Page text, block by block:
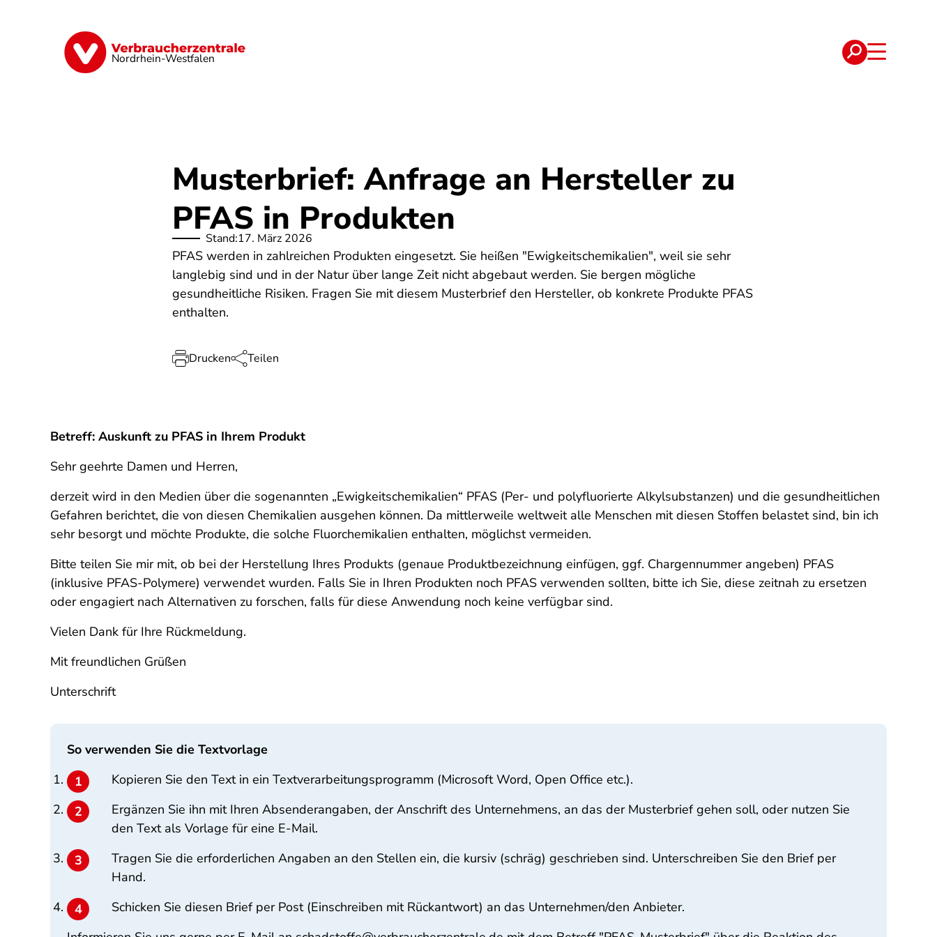
Nordrhein-Westfalen
Finanzen Digitales Lebensmittel
Musterbrief: Anfrage an Hersteller zu
PFAS in Produkten
Stand:17. März 2026
PFAS werden in zahlreichen Produkten eingesetzt. Sie heißen "Ewigkeitschemikalien", weil sie sehr
langlebig sind und in der Natur über lange Zeit nicht abgebaut werden. Sie bergen mögliche
gesundheitliche Risiken. Fragen Sie mit diesem Musterbrief den Hersteller, ob konkrete Produkte PFAS
enthalten.
Drucken Teilen
Betreff: Auskunft zu PFAS in Ihrem Produkt
Sehr geehrte Damen und Herren,
derzeit wird in den Medien über die sogenannten „Ewigkeitschemikalien“ PFAS (Per- und polyfluorierte Alkylsubstanzen) und die gesundheitlichen
Gefahren berichtet, die von diesen Chemikalien ausgehen können. Da mittlerweile weltweit alle Menschen mit diesen Stoffen belastet sind, bin ich
sehr besorgt und möchte Produkte, die solche Fluorchemikalien enthalten, möglichst vermeiden.
Bitte teilen Sie mir mit, ob bei der Herstellung Ihres Produkts (genaue Produktbezeichnung einfügen, ggf. Chargennummer angeben) PFAS
(inklusive PFAS-Polymere) verwendet wurden. Falls Sie in Ihren Produkten noch PFAS verwenden sollten, bitte ich Sie, diese zeitnah zu ersetzen
oder engagiert nach Alternativen zu forschen, falls für diese Anwendung noch keine verfügbar sind.
Vielen Dank für Ihre Rückmeldung.
Mit freundlichen Grüßen
Unterschrift
So verwenden Sie die Textvorlage
Kopieren Sie den Text in ein Textverarbeitungsprogramm (Microsoft Word, Open Office etc.).
Ergänzen Sie ihn mit Ihren Absenderangaben, der Anschrift des Unternehmens, an das der Musterbrief gehen soll, oder nutzen Sie
den Text als Vorlage für eine E-Mail.
Tragen Sie die erforderlichen Angaben an den Stellen ein, die kursiv (schräg) geschrieben sind. Unterschreiben Sie den Brief per
Hand.
Schicken Sie diesen Brief per Post (Einschreiben mit Rückantwort) an das Unternehmen/den Anbieter.